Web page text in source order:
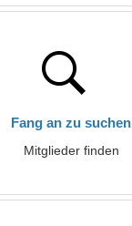
Fang an zu suchen
Mitglieder finden